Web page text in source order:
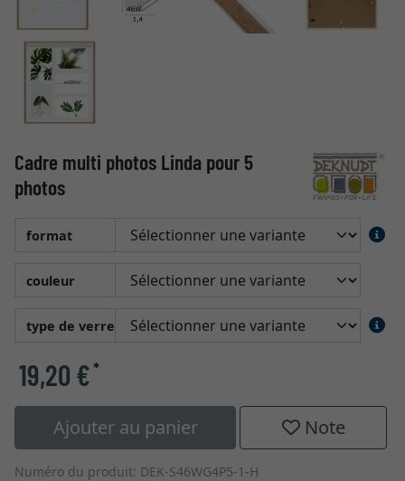
Cadre multi photos Linda pour 5
photos
format
couleur
type de verre
19,20 €*
Ajouter au panier Note
Numéro du produit: DEK-S46WG4P5-1-H